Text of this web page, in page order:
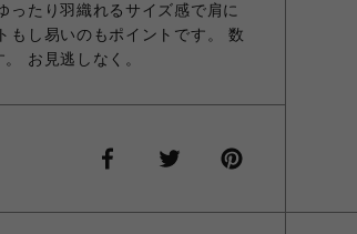
ったり羽織れるサイズ感で肩に
もし易いのもポイントです。 数
お見逃しなく。